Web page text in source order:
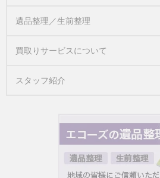
遺品整理／生前整理
買取りサービスについて
スタッフ紹介